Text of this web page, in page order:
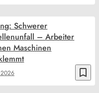
bookmark_border
Schwerer
– Arbeiter
Maschinen